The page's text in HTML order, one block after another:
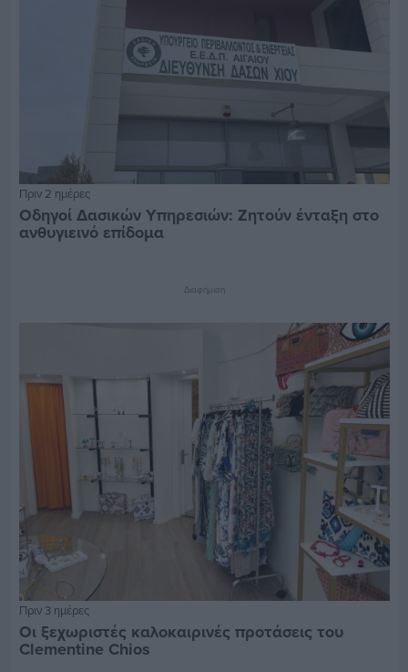
Πριν 2 ημέρες
Οδηγοί Δασικών Υπηρεσιών: Ζητούν ένταξη στο
ανθυγιεινό επίδομα
Διαφήμιση
Πριν 3 ημέρες
Οι ξεχωριστές καλοκαιρινές προτάσεις του
Clementine Chios